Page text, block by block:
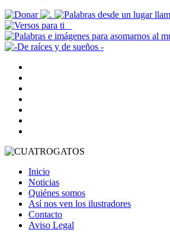
Inicio
Noticias
Quiénes somos
Así nos ven los ilustradores
Contacto
Aviso Legal